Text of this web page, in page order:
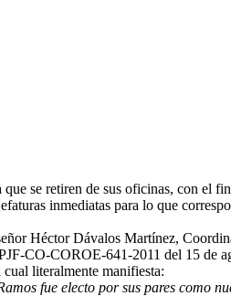
se retiren de sus oficinas, con el
inmediatas para lo que
Héctor Dávalos Martínez,
CO-COROE-641-2011 del 15 de
literalmente manifiesta:
fue electo por sus pares como